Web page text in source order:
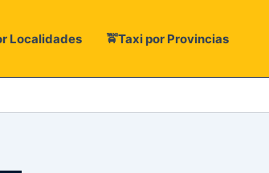
Localidades 🚖Taxi por Provincias